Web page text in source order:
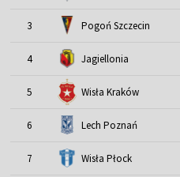
3 Pogoń Szczecin
4 Jagiellonia
5 Wisła Kraków
6 Lech Poznań
7 Wisła Płock